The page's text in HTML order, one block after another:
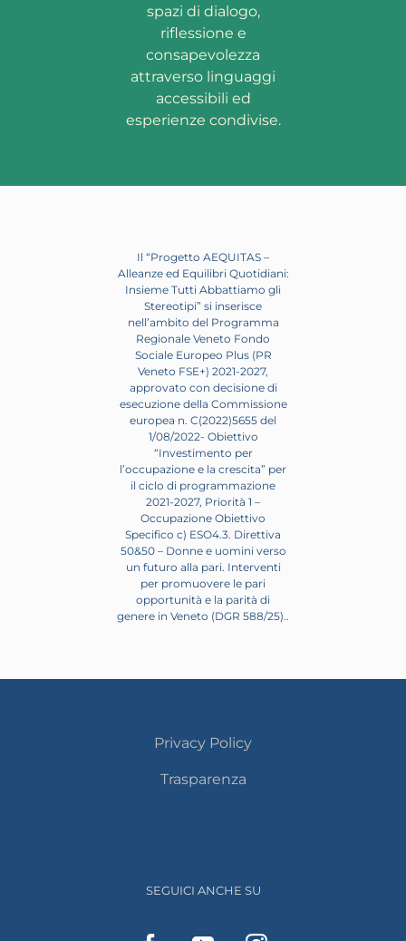
spazi di dialogo,
riflessione e
consapevolezza
attraverso linguaggi
accessibili ed
esperienze condivise.
Il “Progetto AEQUITAS –
Alleanze ed Equilibri Quotidiani:
Insieme Tutti Abbattiamo gli
Stereotipi” si inserisce
nell’ambito del Programma
Regionale Veneto Fondo
Sociale Europeo Plus (PR
Veneto FSE+) 2021-2027,
approvato con decisione di
esecuzione della Commissione
europea n. C(2022)5655 del
1/08/2022- Obiettivo
“Investimento per
l’occupazione e la crescita” per
il ciclo di programmazione
2021-2027, Priorità 1 –
Occupazione Obiettivo
Specifico c) ESO4.3. Direttiva
50&50 – Donne e uomini verso
un futuro alla pari. Interventi
per promuovere le pari
opportunità e la parità di
genere in Veneto (DGR 588/25)..
Privacy Policy
Trasparenza
SEGUICI ANCHE SU